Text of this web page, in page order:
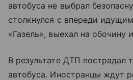
автобуса не выбрал
столкнулся с впереди
«Газель», выехал на обочину
В результате ДТП пострадал
автобуса. Иностранцы ждут